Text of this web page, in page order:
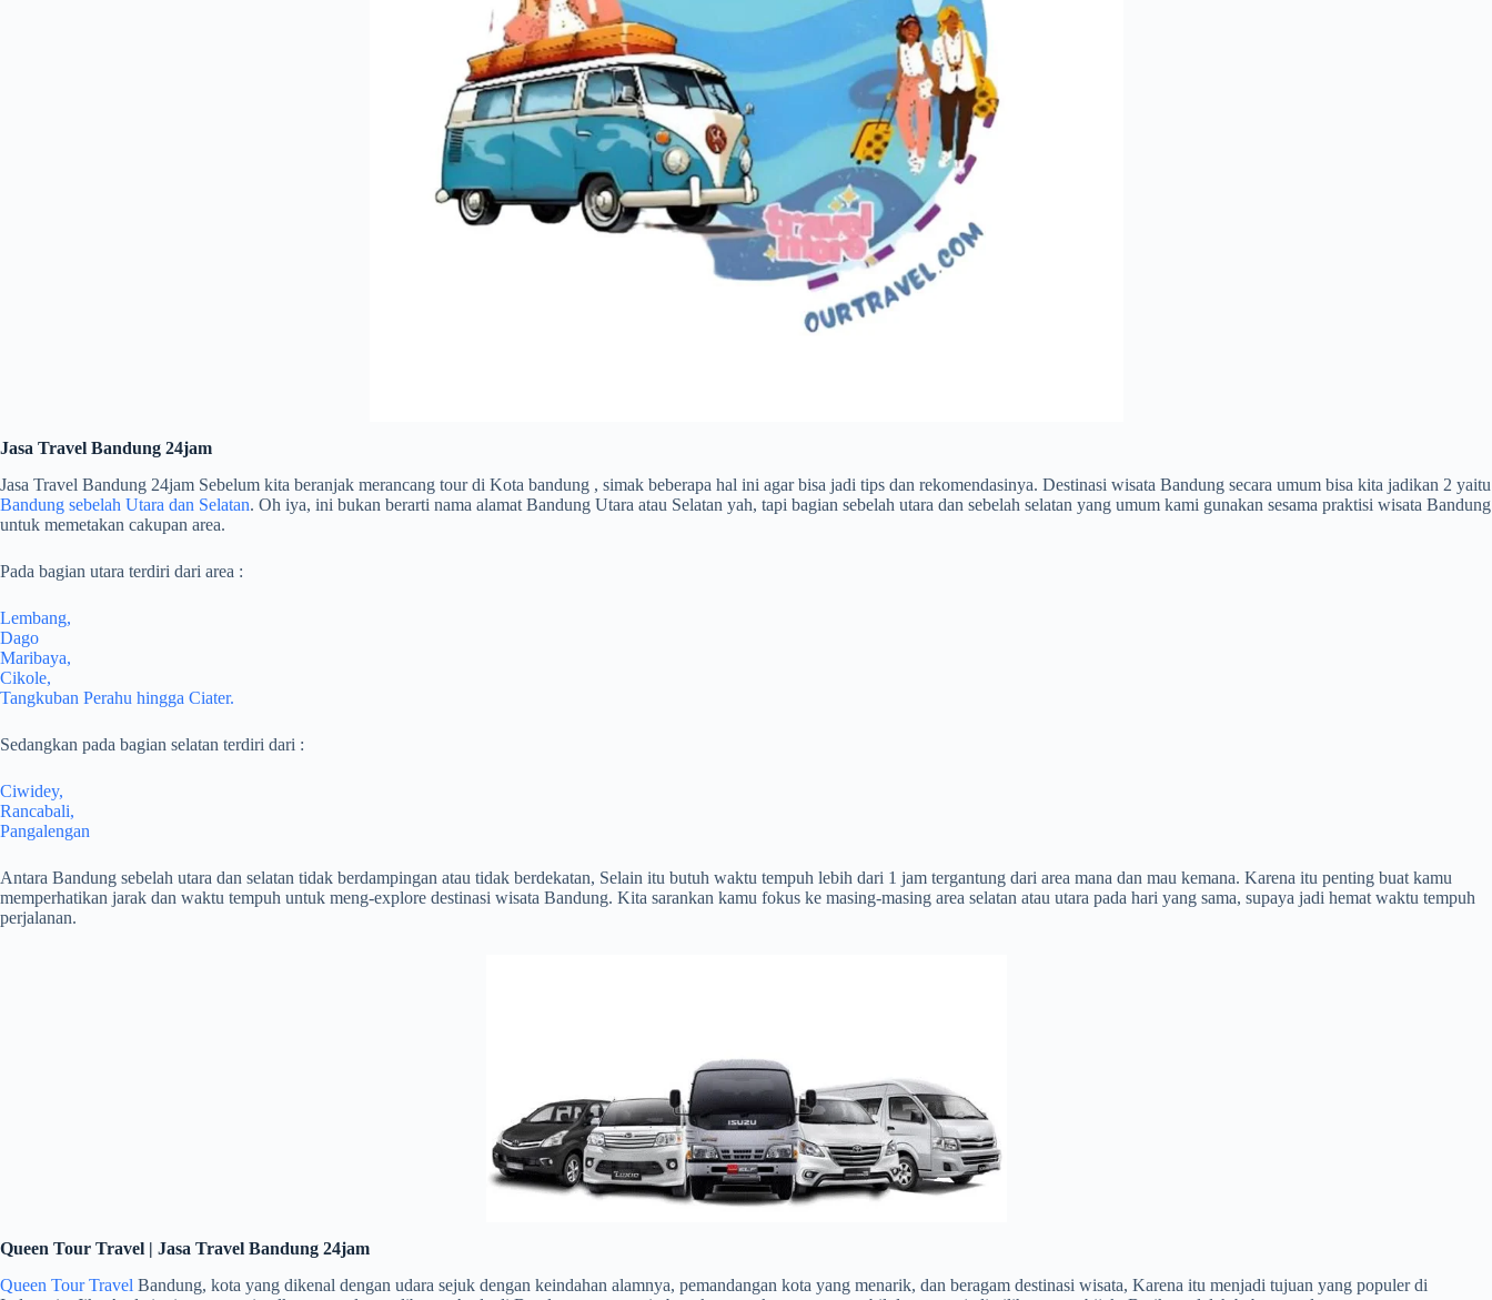
Jasa Travel Bandung 24jam
Jasa Travel Bandung 24jam Sebelum kita beranjak merancang tour di Kota bandung , simak beberapa hal ini agar bisa jadi tips dan rekomendasinya. Destinasi wisata Bandung secara umum bisa kita jadikan 2 yaitu
Bandung sebelah Utara dan Selatan. Oh iya, ini bukan berarti nama alamat Bandung Utara atau Selatan yah, tapi bagian sebelah utara dan sebelah selatan yang umum kami gunakan sesama praktisi wisata Bandung
untuk memetakan cakupan area.
Pada bagian utara terdiri dari area :
Lembang,
Dago
Maribaya,
Cikole,
Tangkuban Perahu hingga Ciater.
Sedangkan pada bagian selatan terdiri dari :
Ciwidey,
Rancabali,
Pangalengan
Antara Bandung sebelah utara dan selatan tidak berdampingan atau tidak berdekatan, Selain itu butuh waktu tempuh lebih dari 1 jam tergantung dari area mana dan mau kemana. Karena itu penting buat kamu
memperhatikan jarak dan waktu tempuh untuk meng-explore destinasi wisata Bandung. Kita sarankan kamu fokus ke masing-masing area selatan atau utara pada hari yang sama, supaya jadi hemat waktu tempuh
perjalanan.
Queen Tour Travel | Jasa Travel Bandung 24jam
Queen Tour Travel Bandung, kota yang dikenal dengan udara sejuk dengan keindahan alamnya, pemandangan kota yang menarik, dan beragam destinasi wisata, Karena itu menjadi tujuan yang populer di